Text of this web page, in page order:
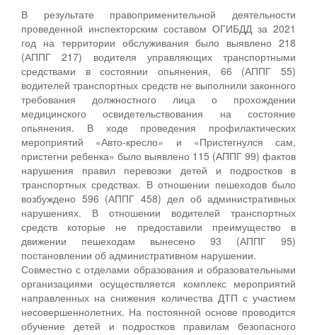
В результате правоприменительной деятельности
проведенной инспекторским составом ОГИБДД за 2021
год на территории обслуживания было выявлено 218
(АППГ 217) водителя управляющих транспортными
средствами в состоянии опьянения, 66 (АППГ 55)
водителей транспортных средств не выполнили законного
требования должностного лица о прохождении
медицинского освидетельствования на состояние
опьянения. В ходе проведения профилактических
мероприятий «Авто-кресло» и «Пристегнулся сам,
пристегни ребенка» было выявлено 115 (АППГ 99) фактов
нарушения правил перевозки детей и подростков в
транспортных средствах. В отношении пешеходов было
возбуждено 596 (АППГ 458) дел об административных
нарушениях. В отношении водителей транспортных
средств которые не предоставили преимущество в
движении пешеходам вынесено 93 (АППГ 95)
постановлении об административном нарушении.
Совместно с отделами образования и образовательными
организациями осуществляется комплекс мероприятий
направленных на снижения количества ДТП с участием
несовершеннолетних. На постоянной основе проводится
обучение детей и подростков правилам безопасного